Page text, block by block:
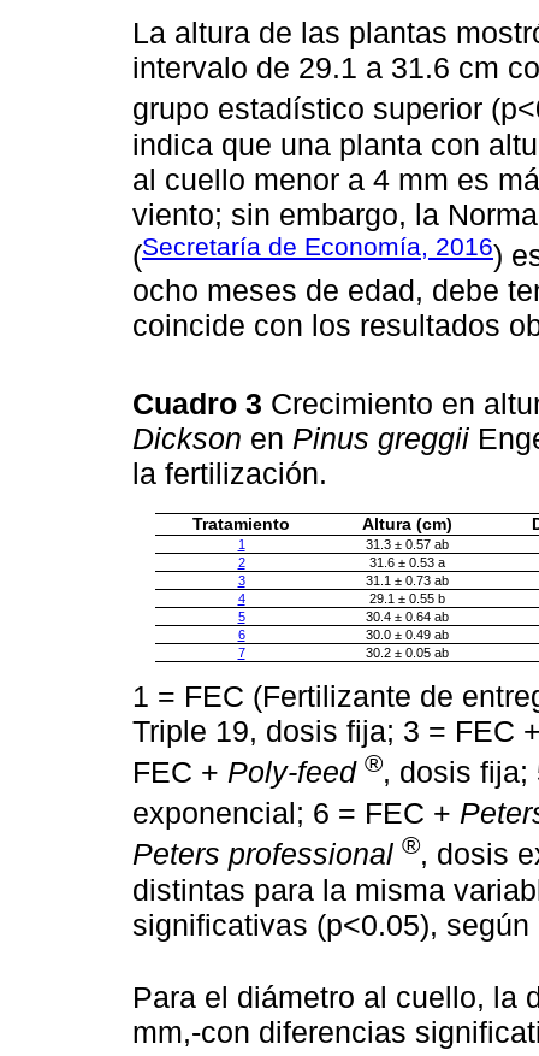
La altura de las plantas
intervalo de 29.1 a 31.6 cm
grupo estadístico superior
indica que una planta con
al cuello menor a 4 mm es
viento; sin embargo, la
(Secretaría de Economía, 2016)
ocho meses de edad, debe
coincide con los resultados
Cuadro 3 Crecimiento en
Dickson en Pinus greggii
la fertilización.
Tratamiento Altura (cm)
1
31.3 ± 0.57 ab
2
31.6 ± 0.53 a
3
31.1 ± 0.73 ab
4
29.1 ± 0.55 b
5
30.4 ± 0.64 ab
6
30.0 ± 0.49 ab
7
30.2 ± 0.05 ab
1 = FEC (Fertilizante de
Triple 19, dosis fija; 3 = FEC
FEC + Poly-feed ®, dosis
exponencial; 6 = FEC +
Peters professional ®, dosis
distintas para la misma
significativas (p<0.05), según
Para el diámetro al cuello, la
mm,-con diferencias